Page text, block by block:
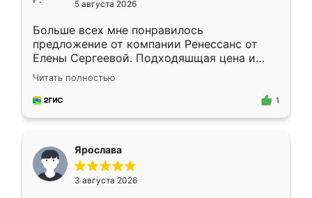
5 августа 2026
Больше всех мне понравилось
предложение от компании Ренессанс от
Елены Сергеевой. Подходяшщая цена и
короткие сроки изготовления. Приехавший
для замера сотрудник Владислав
предложил по моему эскизу самый
Читать полностью
1
Ярослава
3 августа 2026